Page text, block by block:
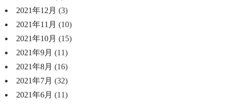
2021年12月 (3)
2021年11月 (10)
2021年10月 (15)
2021年9月 (11)
2021年8月 (16)
2021年7月 (32)
2021年6月 (11)